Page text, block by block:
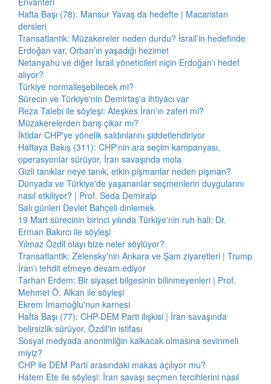
Hafta Başı (78): Mansur Yavaş da hedefte | Macaristan
dersleri
Transatlantik: Müzakereler neden durdu? İsrail’in hedefinde
Erdoğan var, Orban’ın yaşadığı hezimet
Netanyahu ve diğer İsrail yöneticileri niçin Erdoğan'ı hedef
alıyor?
Türkiye normalleşebilecek mi?
Sürecin ve Türkiye'nin Demirtaş'a ihtiyacı var
Reza Talebi ile söyleşi: Ateşkes İran'ın zaferi mi?
Müzakerelerden barış çıkar mı?
İktidar CHP'ye yönelik saldırılarını şiddetlendiriyor
Haftaya Bakış (311): CHP'nin ara seçim kampanyası,
operasyonlar sürüyor, İran savaşında mola
Gizli tanıklar neye tanık, etkin pişmanlar neden pişman?
Dünyada ve Türkiye'de yaşananlar seçmenlerin duygularını
nasıl etkiliyor? | Prof. Seda Demiralp
Salı günleri Devlet Bahçeli dinlemek
19 Mart sürecinin birinci yılında Türkiye'nin ruh hali: Dr.
Erman Bakırcı ile söyleşi
Yılmaz Özdil olayı bize neler söylüyor?
Transatlantik: Zelensky'nin Ankara ve Şam ziyaretleri | Trump
İran'ı tehdit etmeye devam ediyor
Tarhan Erdem: Bir siyaset bilgesinin bilinmeyenleri | Prof.
Mehmet Ö. Alkan ile söyleşi
Ekrem İmamoğlu'nun karnesi
Hafta Başı (77): CHP-DEM Parti ilişkisi | İran savaşında
belirsizlik sürüyor, Özdil'in istifası
Sosyal medyada anonimliğin kalkacak olmasına sevinmeli
miyiz?
CHP ile DEM Parti arasındaki makas açılıyor mu?
Hatem Ete ile söyleşi: İran savaşı seçmen tercihlerini nasıl